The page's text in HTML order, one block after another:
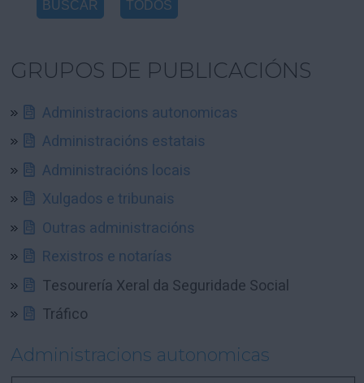
GRUPOS DE PUBLICACIÓNS
Administracions autonomicas
Administracións estatais
Administracións locais
Xulgados e tribunais
Outras administracións
Rexistros e notarías
Tesourería Xeral da Seguridade Social
Tráfico
Administracions autonomicas